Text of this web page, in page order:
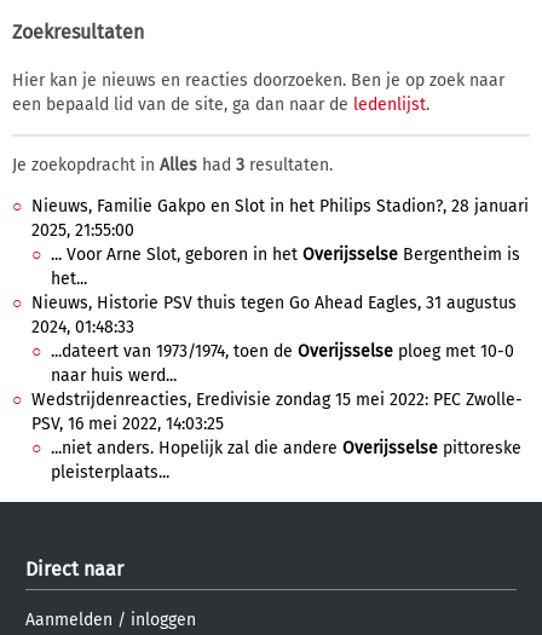
Zoekresultaten
Hier kan je nieuws en reacties doorzoeken. Ben je op zoek naar
een bepaald lid van de site, ga dan naar de ledenlijst.
Je zoekopdracht in Alles had 3 resultaten.
Nieuws, Familie Gakpo en Slot in het Philips Stadion?, 28 januari
2025, 21:55:00
... Voor Arne Slot, geboren in het Overijsselse Bergentheim is
het...
Nieuws, Historie PSV thuis tegen Go Ahead Eagles, 31 augustus
2024, 01:48:33
...dateert van 1973/1974, toen de Overijsselse ploeg met 10-0
naar huis werd...
Wedstrijdenreacties, Eredivisie zondag 15 mei 2022: PEC Zwolle-
PSV, 16 mei 2022, 14:03:25
...niet anders. Hopelijk zal die andere Overijsselse pittoreske
pleisterplaats...
Direct naar
Aanmelden / inloggen